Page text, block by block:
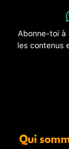
Abonne-toi
les contenus
Qui